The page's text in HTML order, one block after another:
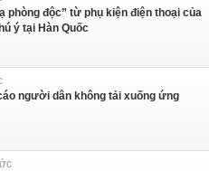
phòng độc” từ phụ kiện điện thoại của
ý tại Hàn Quốc
người dân không tải xuống ứng